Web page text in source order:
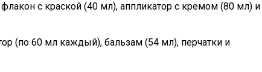
с краской (40 мл), аппликатор с кремом (80 мл) и
(по 60 мл каждый), бальзам (54 мл), перчатки и